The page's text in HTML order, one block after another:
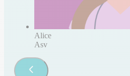
Alice
Asv